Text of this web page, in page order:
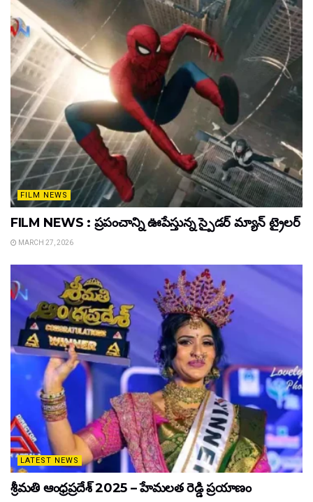
FILM NEWS
FILM NEWS : ప్రపంచాన్ని ఊపేస్తున్న స్పైడర్ మ్యాన్ ట్రైలర్
MARCH 27, 2026
LATEST NEWS
శ్రీమతి ఆంధ్రప్రదేశ్ 2025 – హేమలత రెడ్డి ప్రయాణం